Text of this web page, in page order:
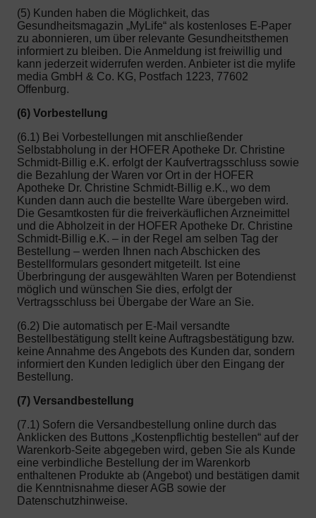
(5) Kunden haben die Möglichkeit, das
Gesundheitsmagazin „MyLife“ als kostenloses E-Paper
zu abonnieren, um über relevante Gesundheitsthemen
informiert zu bleiben. Die Anmeldung ist freiwillig und
kann jederzeit widerrufen werden. Anbieter ist die mylife
media GmbH & Co. KG, Postfach 1223, 77602
Offenburg.
(6) Vorbestellung
(6.1) Bei Vorbestellungen mit anschließender
Selbstabholung in der HOFER Apotheke Dr. Christine
Schmidt-Billig e.K. erfolgt der Kaufvertragsschluss sowie
die Bezahlung der Waren vor Ort in der HOFER
Apotheke Dr. Christine Schmidt-Billig e.K., wo dem
Kunden dann auch die bestellte Ware übergeben wird.
Die Gesamtkosten für die freiverkäuflichen Arzneimittel
und die Abholzeit in der HOFER Apotheke Dr. Christine
Schmidt-Billig e.K. – in der Regel am selben Tag der
Bestellung – werden Ihnen nach Abschicken des
Bestellformulars gesondert mitgeteilt. Ist eine
Überbringung der ausgewählten Waren per Botendienst
möglich und wünschen Sie dies, erfolgt der
Vertragsschluss bei Übergabe der Ware an Sie.
(6.2) Die automatisch per E-Mail versandte
Bestellbestätigung stellt keine Auftragsbestätigung bzw.
keine Annahme des Angebots des Kunden dar, sondern
informiert den Kunden lediglich über den Eingang der
Bestellung.
(7) Versandbestellung
(7.1) Sofern die Versandbestellung online durch das
Anklicken des Buttons „Kostenpflichtig bestellen“ auf der
Warenkorb-Seite abgegeben wird, geben Sie als Kunde
eine verbindliche Bestellung der im Warenkorb
enthaltenen Produkte ab (Angebot) und bestätigen damit
die Kenntnisnahme dieser AGB sowie der
Datenschutzhinweise.